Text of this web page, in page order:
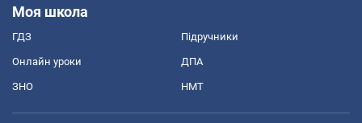
Моя школа
ГДЗ Підручники
Онлайн уроки ДПА
ЗНО НМТ